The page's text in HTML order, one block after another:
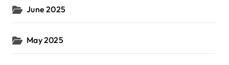
June 2025
May 2025